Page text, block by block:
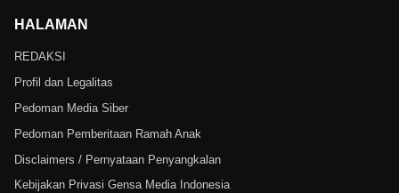
HALAMAN
REDAKSI
Profil dan Legalitas
Pedoman Media Siber
Pedoman Pemberitaan Ramah Anak
Disclaimers / Pernyataan Penyangkalan
Kebijakan Privasi Gensa Media Indonesia